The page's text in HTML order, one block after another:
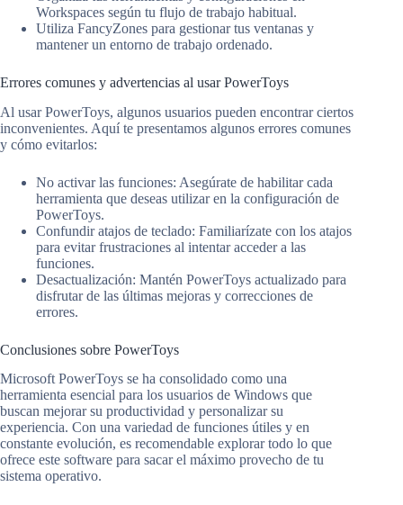
Workspaces según tu flujo de trabajo habitual.
Utiliza FancyZones para gestionar tus ventanas y
mantener un entorno de trabajo ordenado.
Errores comunes y advertencias al usar PowerToys
Al usar PowerToys, algunos usuarios pueden encontrar ciertos
inconvenientes. Aquí te presentamos algunos errores comunes
y cómo evitarlos:
No activar las funciones: Asegúrate de habilitar cada
herramienta que deseas utilizar en la configuración de
PowerToys.
Confundir atajos de teclado: Familiarízate con los atajos
para evitar frustraciones al intentar acceder a las
funciones.
Desactualización: Mantén PowerToys actualizado para
disfrutar de las últimas mejoras y correcciones de
errores.
Conclusiones sobre PowerToys
Microsoft PowerToys se ha consolidado como una
herramienta esencial para los usuarios de Windows que
buscan mejorar su productividad y personalizar su
experiencia. Con una variedad de funciones útiles y en
constante evolución, es recomendable explorar todo lo que
ofrece este software para sacar el máximo provecho de tu
sistema operativo.